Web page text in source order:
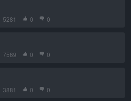
5281 0 0
7569 0 0
3881 0 0